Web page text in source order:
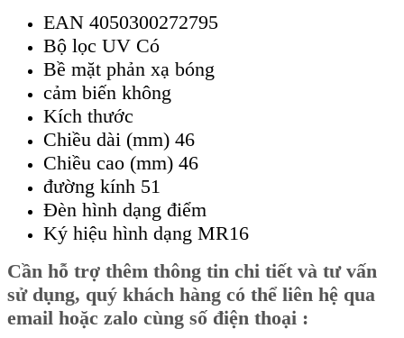
EAN 4050300272795
Bộ lọc UV Có
Bề mặt phản xạ bóng
cảm biến không
Kích thước
Chiều dài (mm) 46
Chiều cao (mm) 46
đường kính 51
Đèn hình dạng điểm
Ký hiệu hình dạng MR16
Cần hỗ trợ thêm thông tin chi tiết và tư vấn
sử dụng, quý khách hàng có thể liên hệ qua
email hoặc zalo cùng số điện thoại :